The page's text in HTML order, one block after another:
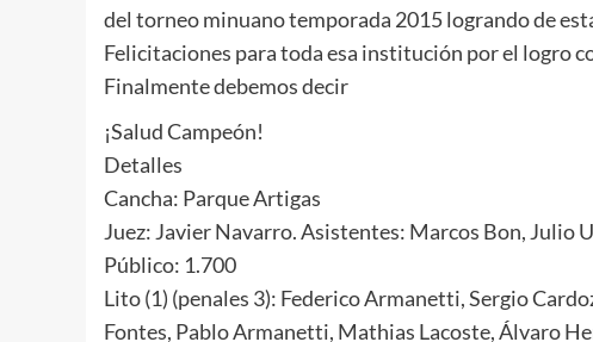
del torneo minuano temporada 2015 logrando de
Felicitaciones para toda esa institución por el logro
Finalmente debemos decir
¡Salud Campeón!
Detalles
Cancha: Parque Artigas
Juez: Javier Navarro. Asistentes: Marcos Bon, Julio
Público: 1.700
Lito (1) (penales 3): Federico Armanetti, Sergio
Fontes, Pablo Armanetti, Mathias Lacoste, Álvaro